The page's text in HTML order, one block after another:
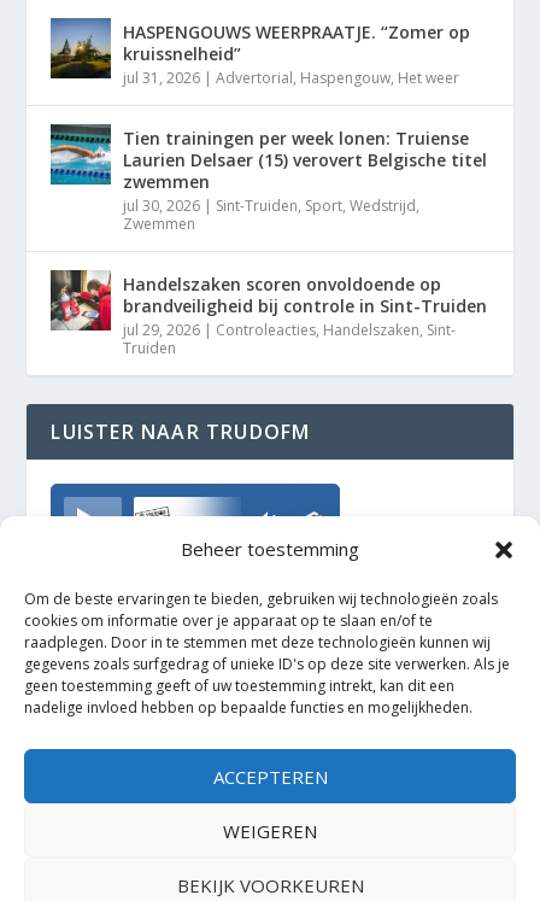
Beheer toestemming
Om de beste ervaringen te bieden, gebruiken wij technologieën zoals
cookies om informatie over je apparaat op te slaan en/of te
raadplegen. Door in te stemmen met deze technologieën kunnen wij
gegevens zoals surfgedrag of unieke ID's op deze site verwerken. Als je
geen toestemming geeft of uw toestemming intrekt, kan dit een
nadelige invloed hebben op bepaalde functies en mogelijkheden.
ACCEPTEREN
WEIGEREN
BEKIJK VOORKEUREN
HASPENGOUWS WEERPRAATJE. “Zomer op
kruissnelheid”
jul 31, 2026 |Advertorial, Haspengouw, Het weer
Tien trainingen per week lonen: Truiense
Laurien Delsaer (15) verovert Belgische titel
zwemmen
jul 30, 2026 | Sint-Truiden, Sport,Wedstrijd,
Zwemmen
Handelszaken scoren onvoldoende op
brandveiligheid bij controle in Sint-Truiden
jul 29, 2026 | Controleacties, Handelszaken, Sint-
Truiden
LUISTER NAAR TRUDOFM
TrudoFM
Elegant Themes| Mogelijk gemaakt door